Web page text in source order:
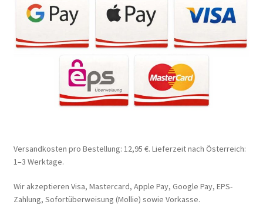
Versandkosten pro Bestellung: 12,95 €. Lieferzeit nach Österreich:
1–3 Werktage.
Wir akzeptieren Visa, Mastercard, Apple Pay, Google Pay, EPS-
Zahlung, Sofortüberweisung (Mollie) sowie Vorkasse.